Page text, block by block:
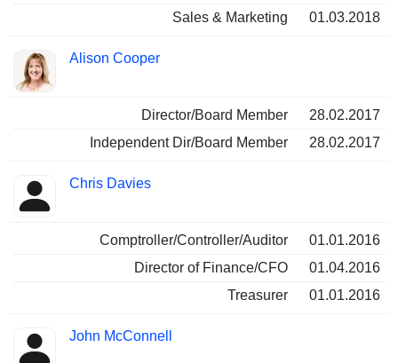
Sales & Marketing
01.03.2018
Alison Cooper
Director/Board Member
28.02.2017
Independent Dir/Board Member
28.02.2017
Chris Davies
Comptroller/Controller/Auditor
01.01.2016
Director of Finance/CFO
01.04.2016
Treasurer
01.01.2016
John McConnell